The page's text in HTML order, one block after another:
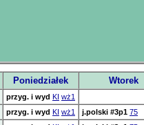
Poniedziałek Wtorek
przyg. i wyd KI wż1
przyg. i wyd KI wż1 j.polski #3p1 75